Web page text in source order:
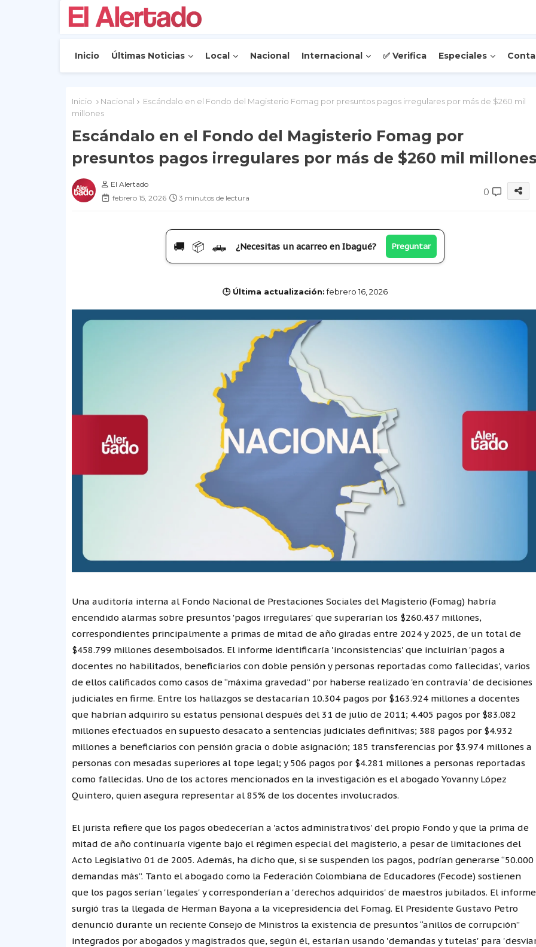
Inicio Últimas Noticias Local Nacional Internacional ✅ Verifica Especiales
Inicio Nacional
Escándalo en el Fondo del Magisterio Fomag por presuntos pagos irregulares por más de $260 mil
millones
Escándalo en el Fondo del Magisterio Fomag por
presuntos pagos irregulares por más de $260 mil
El Alertado
febrero 15, 2026
3 minutos de lectura
0
🚚 📦 🛻 ¿Necesitas un acarreo en Ibagué? Preguntar
🕒 Última actualización: febrero 16, 2026
Una auditoría interna al Fondo Nacional de Prestaciones Sociales del Magisterio (Fomag) habría
encendido alarmas sobre presuntos 'pagos irregulares' que superarían los $260.437 millones,
correspondientes principalmente a primas de mitad de año giradas entre 2024 y 2025, de un total de
$458.799 millones desembolsados. El informe identificaría 'inconsistencias' que incluirían 'pagos a
docentes no habilitados, beneficiarios con doble pensión y personas reportadas como fallecidas', varios
de ellos calificados como casos de “máxima gravedad” por haberse realizado 'en contravía' de decisiones
judiciales en firme. Entre los hallazgos se destacarían 10.304 pagos por $163.924 millones a docentes
que habrían adquiriro su estatus pensional después del 31 de julio de 2011; 4.405 pagos por $83.082
millones efectuados en supuesto desacato a sentencias judiciales definitivas; 388 pagos por $4.932
millones a beneficiarios con pensión gracia o doble asignación; 185 transferencias por $3.974 millones a
personas con mesadas superiores al tope legal; y 506 pagos por $4.281 millones a personas reportadas
como fallecidas. Uno de los actores mencionados en la investigación es el abogado Yovanny López
Quintero, quien asegura representar al 85% de los docentes involucrados.
El jurista refiere que los pagos obedecerían a 'actos administrativos' del propio Fondo y que la prima de
mitad de año continuaría vigente bajo el régimen especial del magisterio, a pesar de limitaciones del
Acto Legislativo 01 de 2005. Además, ha dicho que, si se suspenden los pagos, podrían generarse “50.000
demandas más”. Tanto el abogado como la Federación Colombiana de Educadores (Fecode) sostienen
que los pagos serían 'legales' y corresponderían a 'derechos adquiridos' de maestros jubilados. El informe
surgió tras la llegada de Herman Bayona a la vicepresidencia del Fomag. El Presidente Gustavo Petro
denunció durante un reciente Consejo de Ministros la existencia de presuntos “anillos de corrupción”
integrados por abogados y magistrados que, según él, estarían usando 'demandas y tutelas' para